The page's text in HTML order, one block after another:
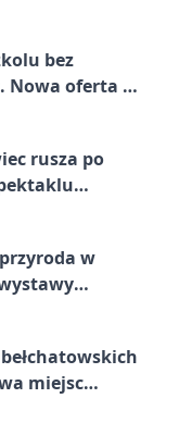
bez
Nowa oferta w
rusza po
w
miejsc